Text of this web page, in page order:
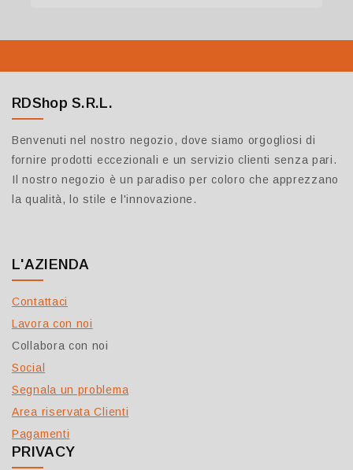
RDShop S.R.L.
Benvenuti nel nostro negozio, dove siamo orgogliosi di
fornire prodotti eccezionali e un servizio clienti senza pari.
Il nostro negozio è un paradiso per coloro che apprezzano
la qualità, lo stile e l'innovazione.
L'AZIENDA
Contattaci
Lavora con noi
Collabora con noi
Social
Segnala un problema
Area riservata Clienti
Pagamenti
PRIVACY